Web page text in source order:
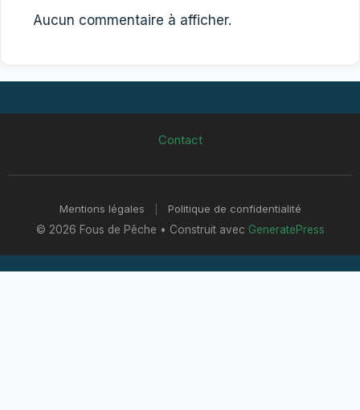
Aucun commentaire à afficher.
Contact
Mentions légales
Politique de confidentialité
© 2026 Fous de Pêche • Construit avec GeneratePress